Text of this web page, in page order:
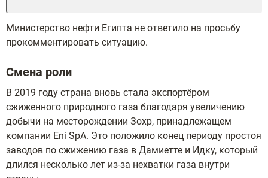
Министерство нефти Египта не ответило на просьбу
прокомментировать ситуацию.
Смена роли
В 2019 году страна вновь стала экспортёром
сжиженного природного газа благодаря увеличению
добычи на месторождении Зохр, принадлежащем
компании Eni SpA. Это положило конец периоду простоя
заводов по сжижению газа в Дамиетте и Идку, который
длился несколько лет из-за нехватки газа внутри